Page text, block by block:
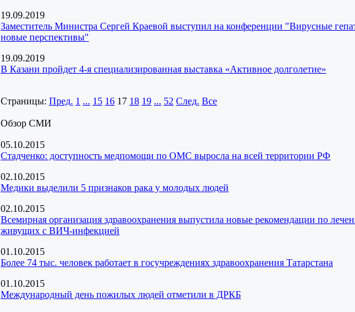
19.09.2019
Заместитель Министра Сергей Краевой выступил на конференции "Вирусные
новые перспективы"
19.09.2019
В Казани пройдет 4-я специализированная выставка «Активное долголетие»
Страницы: Пред. 1 ... 15 16 17 18 19 ... 52 След. Все
Обзор СМИ
05.10.2015
Стадченко: доступность медпомощи по ОМС выросла на всей территории РФ
02.10.2015
Медики выделили 5 признаков рака у молодых людей
02.10.2015
Всемирная организация здравоохранения выпустила новые рекомендации по
живущих с ВИЧ-инфекцией
01.10.2015
Более 74 тыс. человек работает в госучреждениях здравоохранения Татарстана
01.10.2015
Международный день пожилых людей отметили в ДРКБ